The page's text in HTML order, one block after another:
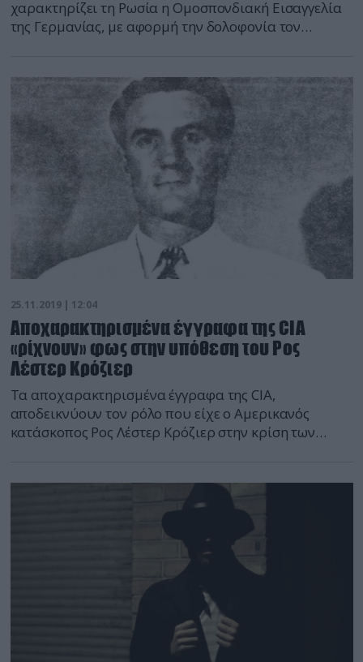
χαρακτηρίζει τη Ρωσία η Ομοσπονδιακή Εισαγγελία
της Γερμανίας, με αφορμή την δολοφονία τον
πληροφορίες που επικαλείται το περιοδικό Der
Spiegel, την έρευνα έχει πλέον αναλάβει η
Ομοσπονδιακή Εισαγγελία, καθώς υπάρχουν
«αρκετά πραγματικά στοιχεία» ότι πίσω από την […]
25.11.2019 | 12:04
Αποχαρακτηρισμένα έγγραφα της CIA
«ρίχνουν» φως στην υπόθεση του Ρος
Λέστερ Κρόζιερ
Τα αποχαρακτηρισμένα έγγραφα της CIA,
αποδεικνύουν τον ρόλο που είχε ο Αμερικανός
κατάσκοπος Ρος Λέστερ Κρόζιερ στην κρίση των
Ερνέστο Τσε Γκεβάρα. Αποχαρακτηρισμένα έγγραφα
της CIA ρίχνουν φως στην ιστορία του 20ού αιώνα,
αλλά και στην πολιτική των ΗΠΑ σχετικά […]